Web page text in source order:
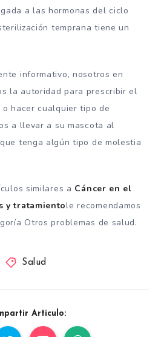
a las hormonas del ciclo
temprana tiene un
informativo, nosotros en
la autoridad para prescribir el
hacer cualquier tipo de
a llevar a su mascota al
tenga algún tipo de molestia
similares a Cáncer en el
y tratamientole recomendamos
Otros problemas de salud.
Salud
Artículo: